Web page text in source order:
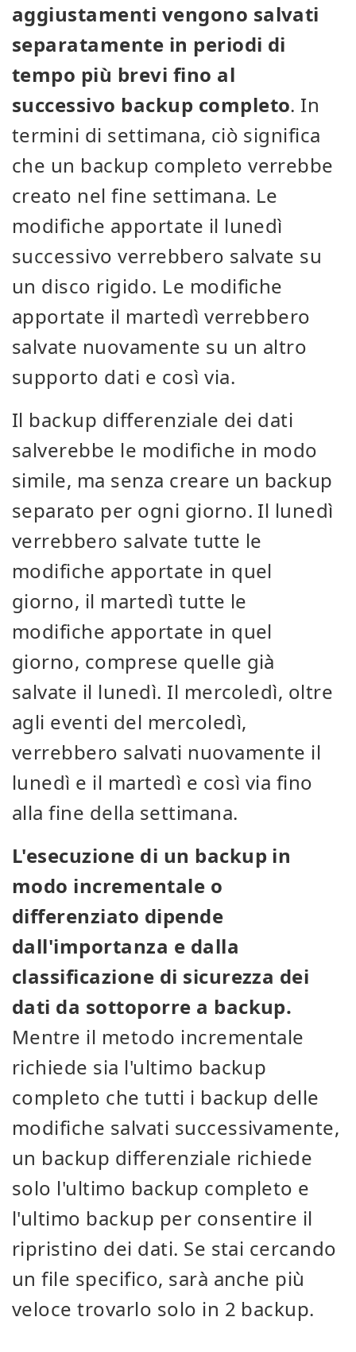
aggiustamenti vengono salvati
separatamente in periodi di
tempo più brevi fino al
successivo backup completo. In
termini di settimana, ciò significa
che un backup completo verrebbe
creato nel fine settimana. Le
modifiche apportate il lunedì
successivo verrebbero salvate su
un disco rigido. Le modifiche
apportate il martedì verrebbero
salvate nuovamente su un altro
supporto dati e così via.
Il backup differenziale dei dati
salverebbe le modifiche in modo
simile, ma senza creare un backup
separato per ogni giorno. Il lunedì
verrebbero salvate tutte le
modifiche apportate in quel
giorno, il martedì tutte le
modifiche apportate in quel
giorno, comprese quelle già
salvate il lunedì. Il mercoledì, oltre
agli eventi del mercoledì,
verrebbero salvati nuovamente il
lunedì e il martedì e così via fino
alla fine della settimana.
L'esecuzione di un backup in
modo incrementale o
differenziato dipende
dall'importanza e dalla
classificazione di sicurezza dei
dati da sottoporre a backup.
Mentre il metodo incrementale
richiede sia l'ultimo backup
completo che tutti i backup delle
modifiche salvati successivamente,
un backup differenziale richiede
solo l'ultimo backup completo e
l'ultimo backup per consentire il
ripristino dei dati. Se stai cercando
un file specifico, sarà anche più
veloce trovarlo solo in 2 backup.